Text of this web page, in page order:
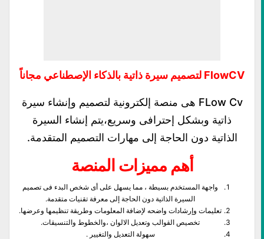
FlowCV لتصميم سيرة ذاتية بالذكاء الإصطناعي مجاناً
FLow Cv هى منصة إلكترونية لتصميم وإنشاء سيرة
ذاتية وبشكل إحترافى وسريع،يتم إنشاء السيرة
الذاتية دون الحاجة إلى مهارات التصميم المتقدمة.
أهم مميزات المنصة
واجهة المستخدم بسيطة ، مما يسهل على أى شخص البدء فى تصميم
السيرة الذاتية دون الحاجة إلى معرفة تقنيات متقدمة.
تعليمات وإرشادات واضحه لإضافة المعلومات وطريقة تنظيمها وعرضها.
تخصيص القوالب وتعديل الالوان ،والخطوط والتنسيقات.
سهولة التعديل والتغيير .